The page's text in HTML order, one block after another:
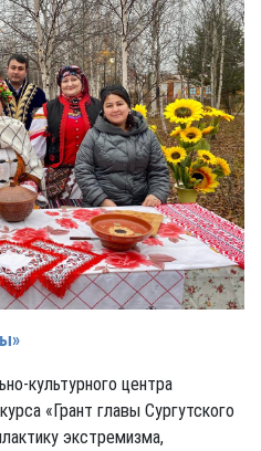
культурного центра
«Грант главы Сургутского
экстремизма,